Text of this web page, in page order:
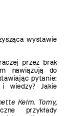
wystawie
przez brak
nawiązują do
pytanie:
wiedzy? Jakie
Kelm. Tomy,
przykłady